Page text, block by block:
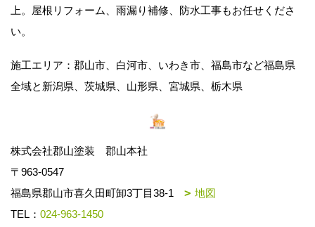
上。屋根リフォーム、雨漏り補修、防水工事もお任せくださ
い。
施工エリア：郡山市、白河市、いわき市、福島市など福島県
全域と新潟県、茨城県、山形県、宮城県、栃木県
株式会社郡山塗装 郡山本社
〒963-0547
福島県郡山市喜久田町卸3丁目38-1
地図
TEL： 024-963-1450